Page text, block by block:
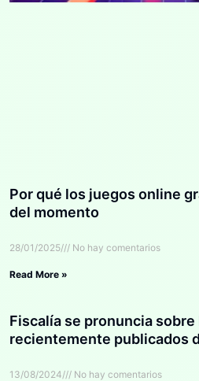
Por qué los juegos online
del momento
28/01/2025 No hay comentarios
Read More »
Fiscalía se pronuncia
recientemente publicados
13/08/2024 No hay comentarios